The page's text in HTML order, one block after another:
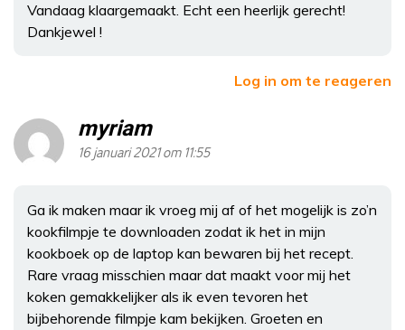
Vandaag klaargemaakt. Echt een heerlijk gerecht!
Dankjewel !
Log in om te reageren
myriam
16 januari 2021 om 11:55
Ga ik maken maar ik vroeg mij af of het mogelijk is zo’n
kookfilmpje te downloaden zodat ik het in mijn
kookboek op de laptop kan bewaren bij het recept.
Rare vraag misschien maar dat maakt voor mij het
koken gemakkelijker als ik even tevoren het
bijbehorende filmpje kam bekijken. Groeten en